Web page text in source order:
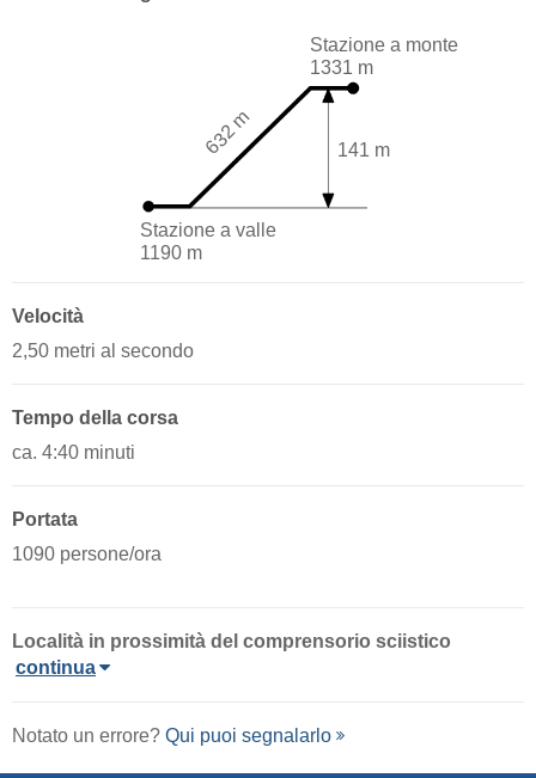
Stazione a valle
1190 m
Stazione a monte
1331 m
141 m
632 m
Velocità
2,50 metri al secondo
Tempo della corsa
ca. 4:40 minuti
Portata
1090 persone/ora
Località in prossimità del comprensorio sciistico
continua
Notato un errore? Qui puoi segnalarlo